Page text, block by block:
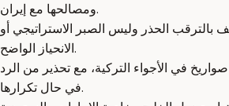
ومصالحها مع إيران.
الحذر وليس الصبر الاستراتيجي أو
الانحياز الواضح.
في الأجواء التركية، مع تحذير من الرد
في حال تكرارها.